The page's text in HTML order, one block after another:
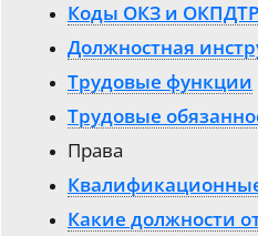
Коды ОКЗ и ОКПДТР
Должностная
Трудовые функции
Трудовые
Права
Какие должности